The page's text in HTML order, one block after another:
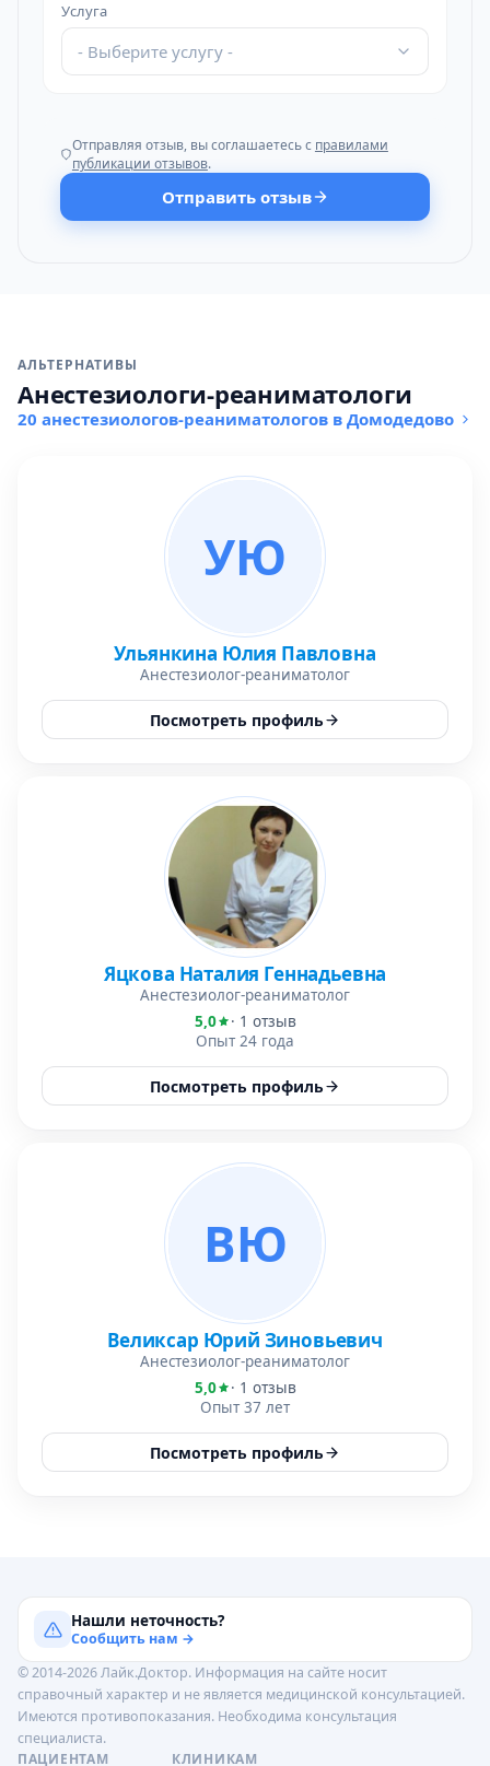
Услуга
- Выберите услугу -
Отправляя отзыв, вы соглашаетесь с правилами
публикации отзывов.
Отправить отзыв
АЛЬТЕРНАТИВЫ
Анестезиологи-реаниматологи
20 анестезиологов-реаниматологов в Домодедово
УЮ
Ульянкина Юлия Павловна
Анестезиолог-реаниматолог
Посмотреть профиль
Яцкова Наталия Геннадьевна
Анестезиолог-реаниматолог
5,0
· 1 отзыв
Опыт 24 года
Посмотреть профиль
ВЮ
Великсар Юрий Зиновьевич
Анестезиолог-реаниматолог
5,0
· 1 отзыв
Опыт 37 лет
Посмотреть профиль
Нашли неточность?
Сообщить нам →
© 2014-2026 Лайк.Доктор. Информация на сайте носит
справочный характер и не является медицинской консультацией.
Имеются противопоказания. Необходима консультация
специалиста.
ПАЦИЕНТАМ
КЛИНИКАМ